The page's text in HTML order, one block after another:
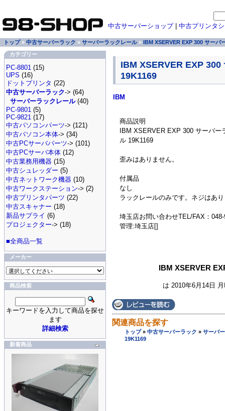
IBM XSERVER EXP 300
19K1169
IBM
商品説明
IBM XSERVER EXP 300 サーバー
ル 19K1169
歪みはありません。
付属品
なし
ラックレールのみです。ネジはあ
埼玉店お問い合わせTEL/FAX：048-
管理:埼玉店[]
IBM XSERVER
は 2010年6月14日
関連商品を探す
トップ» 中古サーバーラック » サーバ
19K1169
中古サーバーショップ| 中古プリンタ
トップ» 中古サーバーラック » サーバーラックレール»
IBM XSERVER EXP 300 サーバ
カテゴリー
PC-8801 (15)
UPS (16)
ドットプリンタ (22)
中古サーバーラック-> (64)
サーバーラックレール(40)
PC-9801 (5)
PC-9821 (17)
中古パソコンパーツ-> (121)
中古パソコン本体-> (34)
中古PCサーバパーツ-> (101)
中古PCサーバ本体 (12)
中古業務用機器 (15)
中古シュレッダー (5)
中古ネットワーク機器 (10)
中古ワークステーション-> (2)
中古プリンタパーツ (22)
中古スキャナー (18)
新品サプライ (6)
プロジェクター-> (18)
■全商品一覧
メーカー
商品検索
キーワードを入力して商品を探せ
ます
詳細検索
新着商品